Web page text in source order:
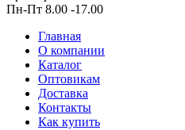
Пн-Пт 8.00 -17.00
Главная
О компании
Каталог
Оптовикам
Доставка
Контакты
Как купить